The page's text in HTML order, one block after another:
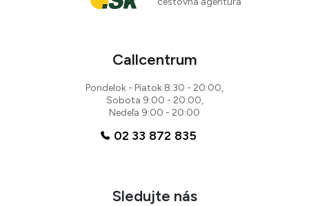
Callcentrum
Pondelok - Piatok 8:30 - 20:00,
Sobota 9:00 - 20:00,
Nedeľa 9:00 - 20:00
02 33 872 835
Sledujte nás